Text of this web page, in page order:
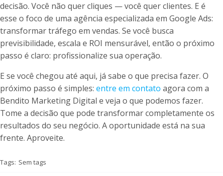
decisão. Você não quer cliques — você quer clientes. E é
esse o foco de uma agência especializada em Google Ads:
transformar tráfego em vendas. Se você busca
previsibilidade, escala e ROI mensurável, então o próximo
passo é claro: profissionalize sua operação.
E se você chegou até aqui, já sabe o que precisa fazer. O
próximo passo é simples: entre em contato agora com a
Bendito Marketing Digital e veja o que podemos fazer.
Tome a decisão que pode transformar completamente os
resultados do seu negócio. A oportunidade está na sua
frente. Aproveite.
Tags: Sem tags